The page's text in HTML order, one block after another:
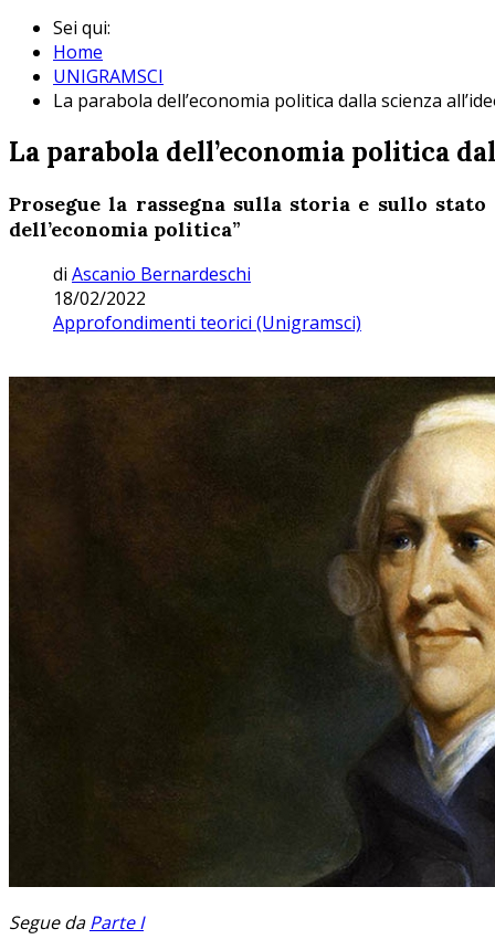
Sei qui:
Home
UNIGRAMSCI
La parabola dell’economia politica dalla scienza
La parabola dell’economia politica
Prosegue la rassegna sulla storia e sullo
dell’economia politica”
di Ascanio Bernardeschi
18/02/2022
Approfondimenti teorici (Unigramsci)
Segue daParte I